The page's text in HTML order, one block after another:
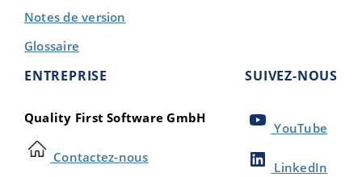
Notes de version
Glossaire
ENTREPRISE
Quality First Software GmbH
Contactez-nous
SUIVEZ-NOUS
YouTube
LinkedIn